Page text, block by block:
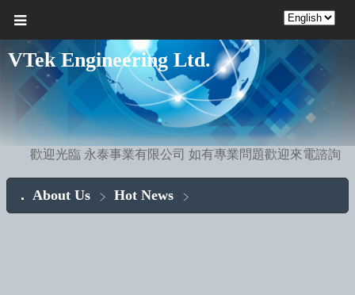
VTek Engineering Ltd.
歡迎光臨 永泰事業有限公司 如有專業問題歡迎來電諮詢
About Us Hot News